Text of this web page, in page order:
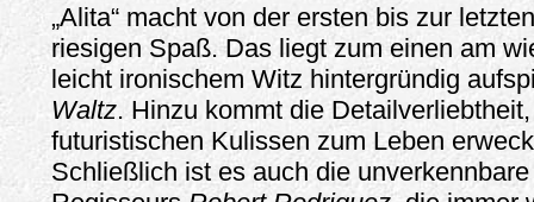
„Alita“ macht von der ersten bis zur
riesigen Spaß. Das liegt zum einen am
leicht ironischem Witz hintergründig
Waltz. Hinzu kommt die
futuristischen Kulissen zum Leben
Schließlich ist es auch die